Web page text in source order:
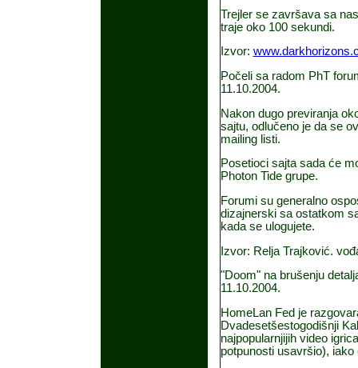
Trejler se završava sa
traje oko 100 sekundi.
Izvor:
Počeli sa radom PhT
11.10.2004.
Nakon dugo previranja
sajtu, odlučeno je da se
mailing listi.
Posetioci sajta sada će
Photon Tide grupe.
Forumi su generalno
dizajnerski sa ostatkom
kada se ulogujete.
Izvor: Relja Trajković.
"Doom" na brušenju
11.10.2004.
HomeLan Fed je
Dvadesetšestogodišnji
najpopularnjijih video
potpunosti usavršio),